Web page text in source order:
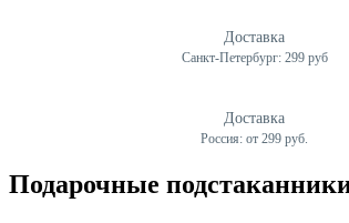
Доставка
Санкт-Петербург: 299 руб
Доставка
Россия: от 299 руб.
Подарочные